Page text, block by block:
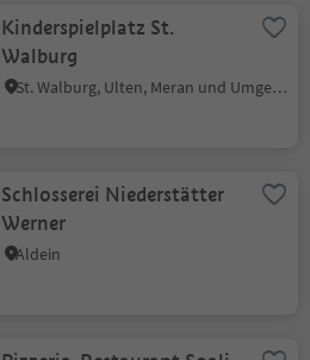
Kinderspielplatz St.
Walburg
St. Walburg, Ulten, Meran und Umgebung
Schlosserei Niederstätter
Werner
Aldein